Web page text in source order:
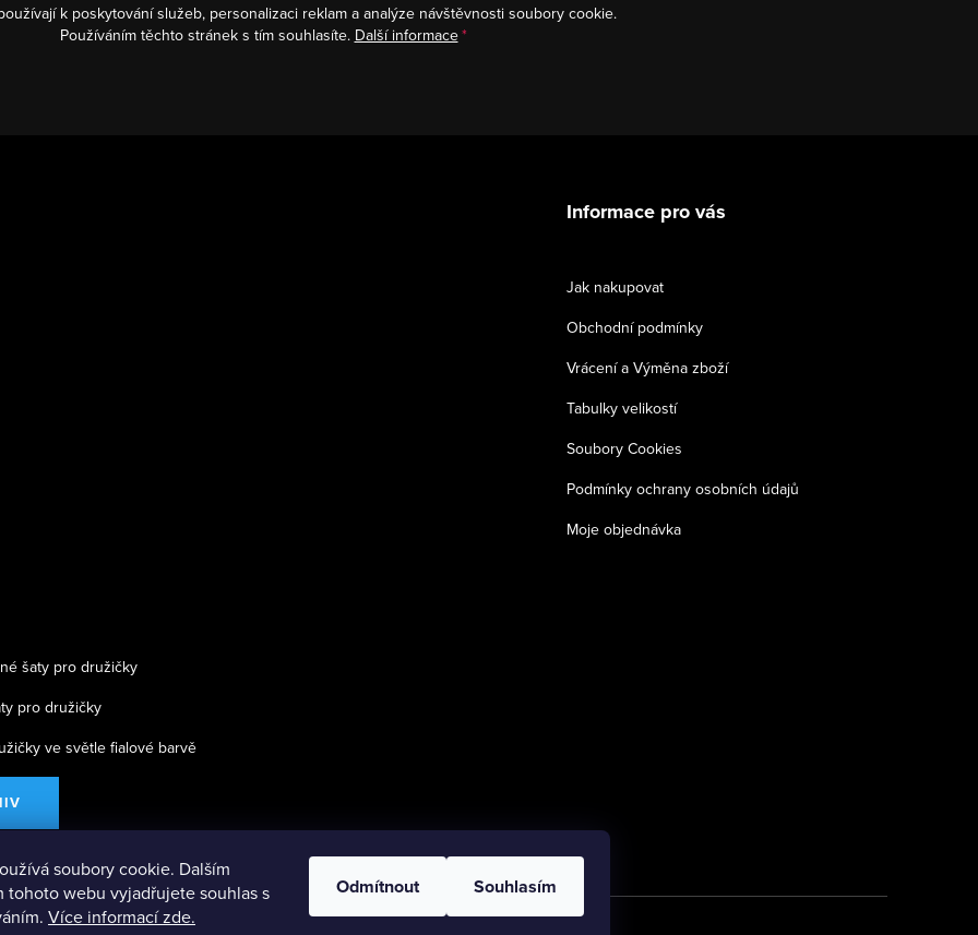
soubory cookie. Dalším
tohoto webu vyjadřujete souhlas s
Více informací zde.
Odmítnout Souhlasím
k poskytování služeb, personalizaci reklam a analýze návštěvnosti soubory cookie.
Používáním těchto stránek s tím souhlasíte. Další informace
Informace pro vás
Jak nakupovat
Obchodní podmínky
Vrácení a Výměna zboží
Tabulky velikostí
Soubory Cookies
Podmínky ochrany osobních údajů
Moje objednávka
šaty pro družičky
pro družičky
ve světle fialové barvě